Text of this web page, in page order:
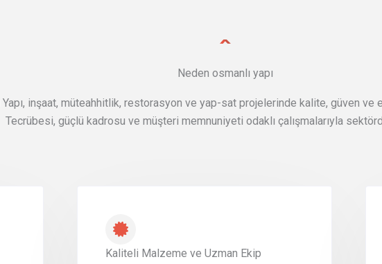
Neden osmanlı yapı
Yapı, inşaat, müteahhitlik, restorasyon ve yap-sat projelerinde kalite, güven ve
Tecrübesi, güçlü kadrosu ve müşteri memnuniyeti odaklı çalışmalarıyla
Kaliteli Malzeme ve Uzman Ekip